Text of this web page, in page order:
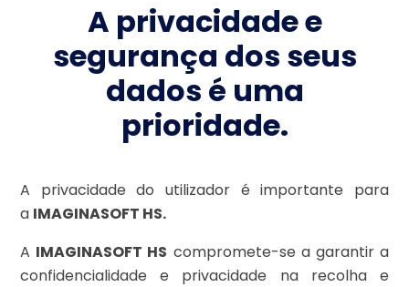
A privacidade e
segurança dos seus
dados é uma
prioridade.
A privacidade do utilizador é importante para
a IMAGINASOFT HS.
A IMAGINASOFT HS compromete-se a garantir a
confidencialidade e privacidade na recolha e